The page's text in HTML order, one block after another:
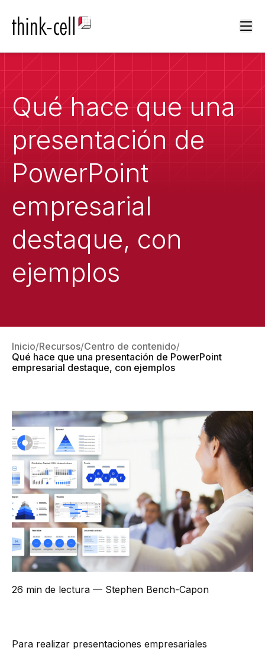
Qué hace que una
presentación de
PowerPoint
empresarial
destaque, con
ejemplos
Inicio Recursos Centro de contenido
Qué hace que una presentación de PowerPoint
empresarial destaque, con ejemplos
26 min de lectura — Stephen Bench-Capon
Para realizar presentaciones empresariales